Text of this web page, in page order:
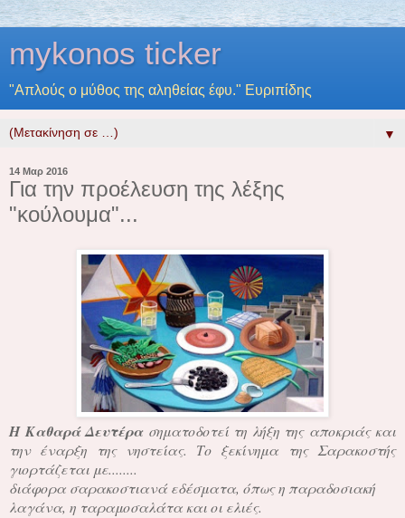
mykonos ticker
"Απλούς ο μύθος της αληθείας έφυ." Ευριπίδης
▼
14 Μαρ 2016
Για την προέλευση της λέξης
"κούλουμα"...
Η Καθαρά Δευτέρασηματοδοτεί τη λήξη της αποκριάς και
την έναρξη της νηστείας. Το ξεκίνημα της Σαρακοστής
γιορτάζεται με........
διάφορα σαρακοστιανά εδέσματα, όπως η παραδοσιακή
λαγάνα, η ταραμοσαλάτα και οι ελιές.